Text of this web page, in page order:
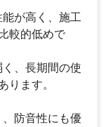
が高く、施工
較的低めで
、長期間の使
ります。
防音性にも優